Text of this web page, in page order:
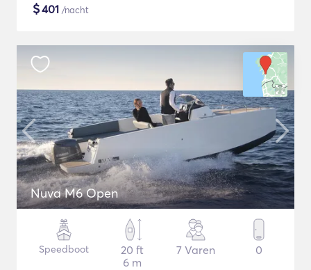
$401 /nacht
Nuva M6 Open
Speedboot
20 ft
6 m
7 Varen 0